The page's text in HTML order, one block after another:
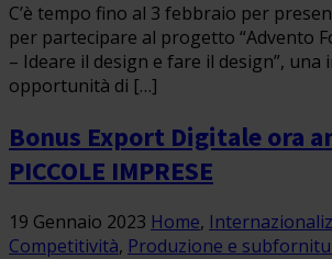
C’è tempo fino al 3 febbraio per
per partecipare al progetto “Advento
– Ideare il design e fare il design”, una
opportunità di […]
Bonus Export Digitale ora
PICCOLE IMPRESE
19 Gennaio 2023 Home,
Competitività, Produzione e